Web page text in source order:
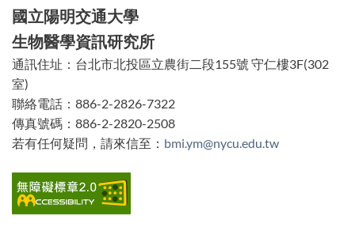
方
功
能
區
塊
國立陽明交通大學
生物醫學資訊研究所
通訊住址：台北市北投區立農街二段155號 守仁樓3F(302
室)
聯絡電話：886-2-2826-7322
傳真號碼：886-2-2820-2508
若有任何疑問，請來信至： bmi.ym@nycu.edu.tw